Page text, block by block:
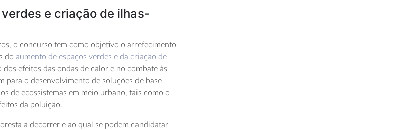
e criação de ilhas-
o concurso tem como objetivo o arrefecimento
doaumento de espaços verdes e da criação de
dos efeitos das ondas de calor e no combate às
para o desenvolvimento de soluções de base
de ecossistemas em meio urbano, tais como o
da poluição.
a decorrer e ao qual se podem candidatar